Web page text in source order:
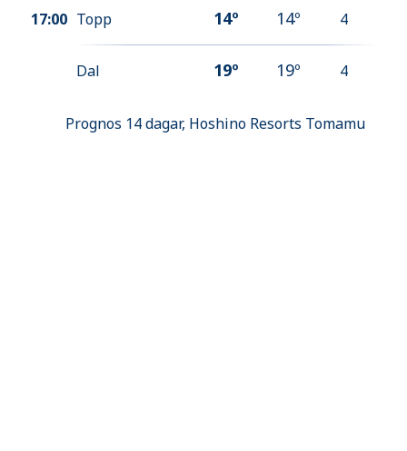
17:00 Topp 14º 14º 4
Dal 19º 19º 4
Prognos 14 dagar, Hoshino Resorts Tomamu